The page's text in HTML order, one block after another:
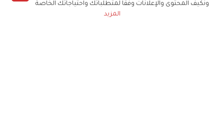
ونكيف المحتوى والإعلانات وفقا لمتطلباتك واحتياجاتك الخاصة
المزيد